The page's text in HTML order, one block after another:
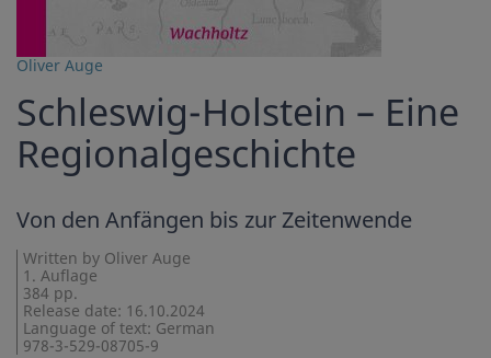
Oliver Auge
Schleswig-Holstein – Eine
Regionalgeschichte
Von den Anfängen bis zur Zeitenwende
Written by Oliver Auge
1. Auflage
384 pp.
Release date: 16.10.2024
Language of text: German
978-3-529-08705-9